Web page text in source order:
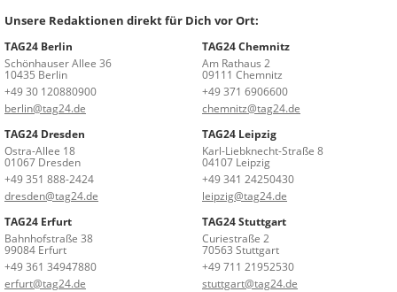
Unsere Redaktionen direkt für Dich vor Ort:
TAG24 Berlin
Schönhauser Allee 36
10435 Berlin
+49 30 120880900
berlin@tag24.de
TAG24 Chemnitz
Am Rathaus 2
09111 Chemnitz
+49 371 6906600
chemnitz@tag24.de
TAG24 Dresden
Ostra-Allee 18
01067 Dresden
+49 351 888-2424
dresden@tag24.de
TAG24 Leipzig
Karl-Liebknecht-Straße 8
04107 Leipzig
+49 341 24250430
leipzig@tag24.de
TAG24 Erfurt
Bahnhofstraße 38
99084 Erfurt
+49 361 34947880
erfurt@tag24.de
TAG24 Stuttgart
Curiestraße 2
70563 Stuttgart
+49 711 21952530
stuttgart@tag24.de